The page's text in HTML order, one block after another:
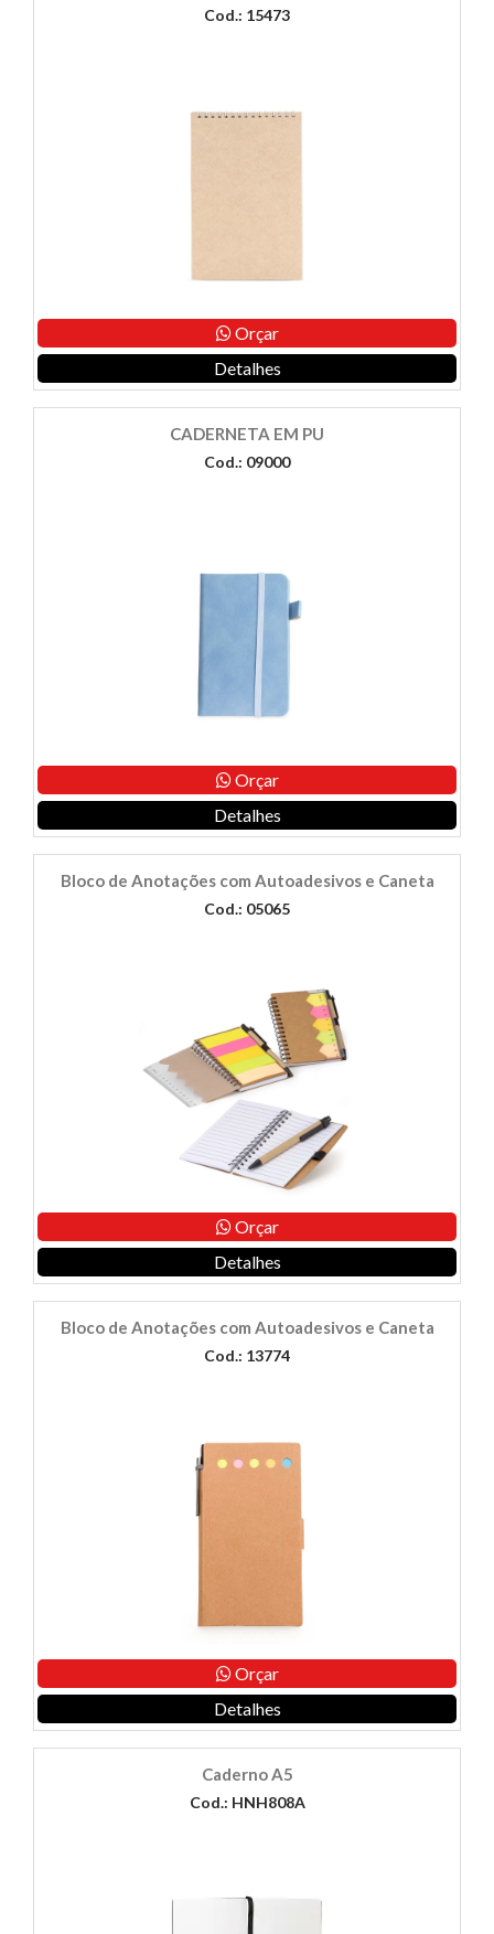
Cod.: 15473
Orçar
Detalhes
CADERNETA EM PU
Cod.: 09000
Orçar
Detalhes
Bloco de Anotações com Autoadesivos e Caneta
Cod.: 05065
Orçar
Detalhes
Bloco de Anotações com Autoadesivos e Caneta
Cod.: 13774
Orçar
Detalhes
Caderno A5
Cod.: HNH808A